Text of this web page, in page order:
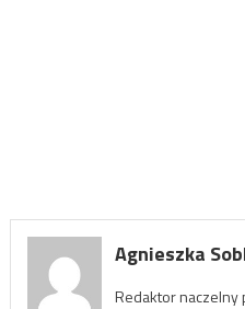
Agnieszka
Redaktor naczelny